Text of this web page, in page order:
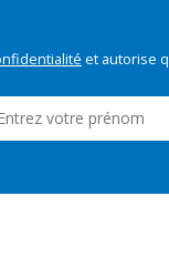
et autorise